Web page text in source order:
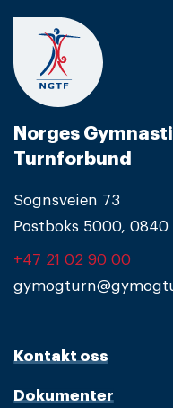
Norges
Turnforbund
Sognsveien 73
Postboks 5000, 0840
+47 21 02 90 00
Kontakt oss
Dokumenter